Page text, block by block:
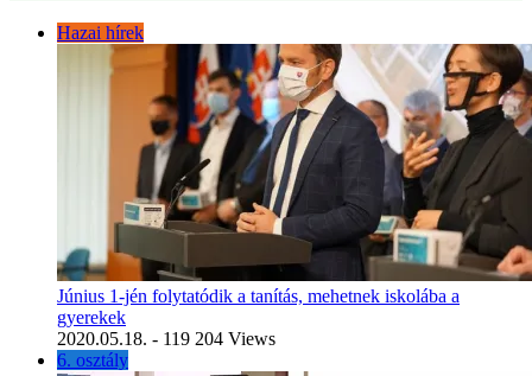
Hazai hírek
Június 1-jén folytatódik a tanítás, mehetnek iskolába a
gyerekek
2020.05.18. - 119 204 Views
6. osztály